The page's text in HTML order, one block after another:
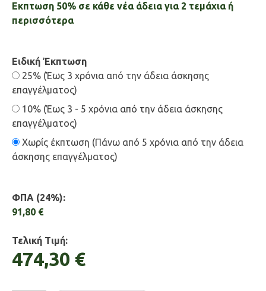
Εκπτωση 50% σε κάθε νέα άδεια για 2 τεμάχια ή
περισσότερα
Ειδική Έκπτωση
25% (Έως 3 χρόνια από την άδεια άσκησης
επαγγέλματος)
10% (Έως 3 - 5 χρόνια από την άδεια άσκησης
επαγγέλματος)
Χωρίς έκπτωση (Πάνω από 5 χρόνια από την άδεια
άσκησης επαγγέλματος)
ΦΠΑ (24%):
91,80 €
Τελική Τιμή:
474,30 €